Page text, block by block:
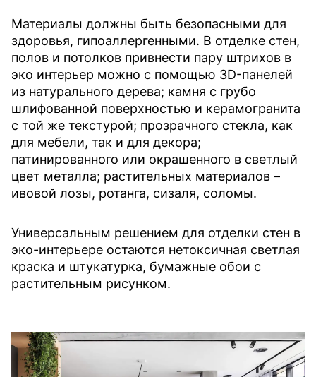
Материалы должны быть безопасными для
здоровья, гипоаллергенными. В отделке стен,
полов и потолков привнести пару штрихов в
эко интерьер можно с помощью 3D-панелей
из натурального дерева; камня с грубо
шлифованной поверхностью и керамогранита
с той же текстурой; прозрачного стекла, как
для мебели, так и для декора;
патинированного или окрашенного в светлый
цвет металла; растительных материалов –
ивовой лозы, ротанга, сизаля, соломы.
Универсальным решением для отделки стен в
эко-интерьере остаются нетоксичная светлая
краска и штукатурка, бумажные обои с
растительным рисунком.